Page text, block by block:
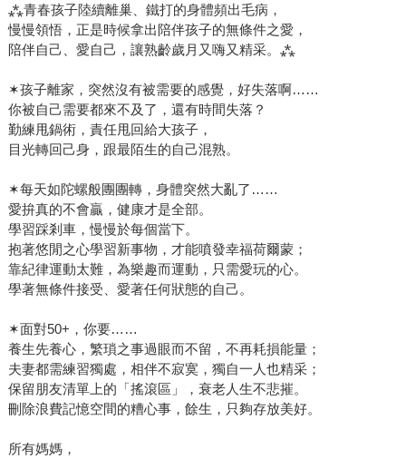
⁂青春孩子陸續離巢、鐵打的身體頻出毛病，
慢慢領悟，正是時候拿出陪伴孩子的無條件之愛，
陪伴自己、愛自己，讓熟齡歲月又嗨又精采。⁂
✶孩子離家，突然沒有被需要的感覺，好失落啊……
你被自己需要都來不及了，還有時間失落？
勤練甩鍋術，責任甩回給大孩子，
目光轉回己身，跟最陌生的自己混熟。
✶每天如陀螺般團團轉，身體突然大亂了……
愛拚真的不會贏，健康才是全部。
學習踩剎車，慢慢於每個當下。
抱著悠閒之心學習新事物，才能噴發幸福荷爾蒙；
靠紀律運動太難，為樂趣而運動，只需愛玩的心。
學著無條件接受、愛著任何狀態的自己。
✶面對50+，你要……
養生先養心，繁瑣之事過眼而不留，不再耗損能量；
夫妻都需練習獨處，相伴不寂寞，獨自一人也精采；
保留朋友清單上的「搖滾區」，衰老人生不悲摧。
刪除浪費記憶空間的糟心事，餘生，只夠存放美好。
所有媽媽，